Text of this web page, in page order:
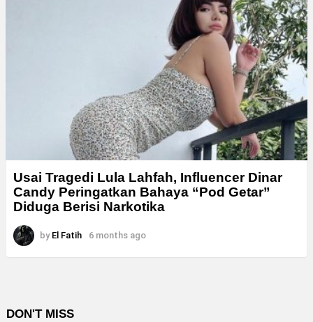
Usai Tragedi Lula Lahfah, Influencer Dinar
Candy Peringatkan Bahaya “Pod Getar”
Diduga Berisi Narkotika
by El Fatih 6 months ago
DON'T MISS